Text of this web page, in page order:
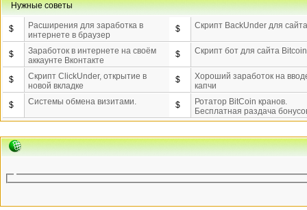
Нужные советы
$
Расширения для заработка в
интернете в браузер
$ Скрипт BackUnder для сайта
$
Заработок в интернете на своём
аккаунте Вконтакте
$ Скрипт бот для сайта
$
Скрипт ClickUnder, открытие в
новой вкладке
$
Хороший заработок на
капчи
$
Системы обмена визитами. $
Ротатор BitCoin кранов.
Бесплатная раздача